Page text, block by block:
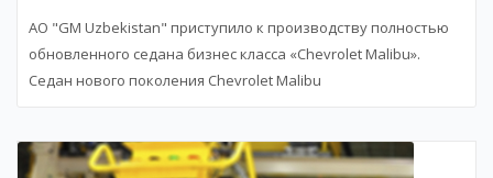
АО "GM Uzbekistan" приступило к производству полностью
обновленного седана бизнес класса «Chevrolet Malibu».
Седан нового поколения Chevrolet Malibu